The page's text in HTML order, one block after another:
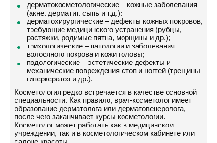
дерматокосметологические – кожные заболевания
(акне, дерматит, сыпь и т.д.);
дерматохирургические – дефекты кожных покровов,
требующие медицинского устранения (рубцы,
растяжки, родимые пятна, морщины и др.);
трихологические – патологии и заболевания
волосяного покрова и кожи головы;
подологические – эстетические дефекты и
механические повреждения стоп и ногтей (трещины,
гиперкератоз и др.).
Косметология редко встречается в качестве основной
специальности. Как правило, врач-косметолог имеет
образование дерматолога или дерматовенеролога,
после чего заканчивает курсы косметологии.
Косметолог может работать как в медицинском
учреждении, так и в косметологическом кабинете или
салоне красоты.